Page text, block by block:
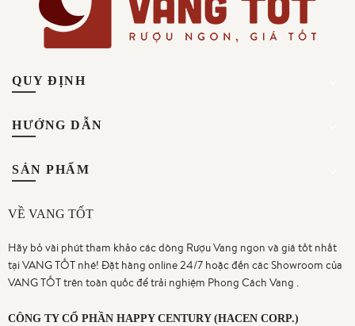
QUY ĐỊNH
HƯỚNG DẪN
SẢN PHẨM
VỀ VANG TỐT
Hãy bỏ vài phút tham khảo các dòng Rượu Vang ngon và giá tốt nhất
tại VANG TỐT nhé! Đặt hàng online 24/7 hoặc đến các Showroom của
VANG TỐT trên toàn quốc để trải nghiệm Phong Cách Vang .
CÔNG TY CỔ PHẦN HAPPY CENTURY (HACEN CORP.)